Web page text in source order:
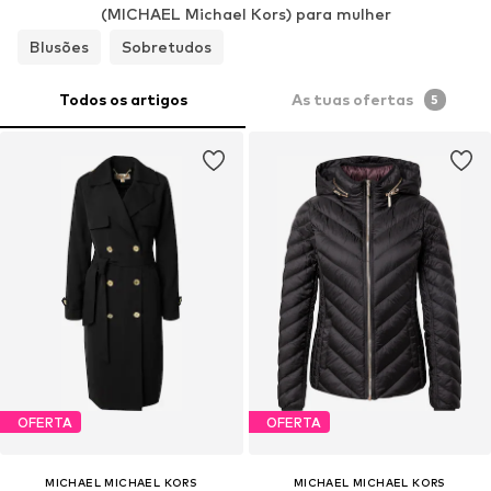
(MICHAEL Michael Kors) para mulher
Blusões
Sobretudos
Todos os artigos As tuas ofertas 5
OFERTA
MICHAEL MICHAEL KORS
OFERTA
MICHAEL MICHAEL KORS